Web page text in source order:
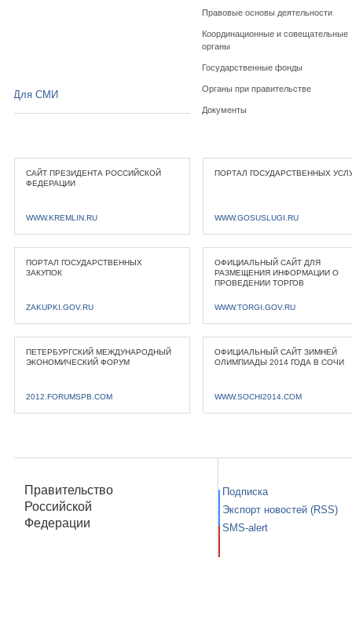
Правовые основы деятельности
Координационные и совещательные
органы
Государственные фонды
Органы при правительстве
Документы
Для СМИ
САЙТ ПРЕЗИДЕНТА РОССИЙСКОЙ
ФЕДЕРАЦИИ
WWW.KREMLIN.RU
ПОРТАЛ ГОСУДАРСТВЕННЫХ
WWW.GOSUSLUGI.RU
ПОРТАЛ ГОСУДАРСТВЕННЫХ
ЗАКУПОК
ZAKUPKI.GOV.RU
ОФИЦИАЛЬНЫЙ САЙТ ДЛЯ
РАЗМЕЩЕНИЯ ИНФОРМАЦИИ О
ПРОВЕДЕНИИ ТОРГОВ
WWW.TORGI.GOV.RU
ПЕТЕРБУРГСКИЙ МЕЖДУНАРОДНЫЙ
ЭКОНОМИЧЕСКИЙ ФОРУМ
2012.FORUMSPB.COM
ОФИЦИАЛЬНЫЙ САЙТ ЗИМНЕЙ
ОЛИМПИАДЫ 2014 ГОДА В СОЧИ
WWW.SOCHI2014.COM
Правительство
Российской
Федерации
Подписка
Экспорт новостей (RSS)
SMS-alert